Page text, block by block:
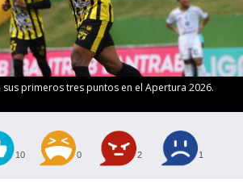
primeros tres puntos en el Apertura 2026.
10 0 2 1